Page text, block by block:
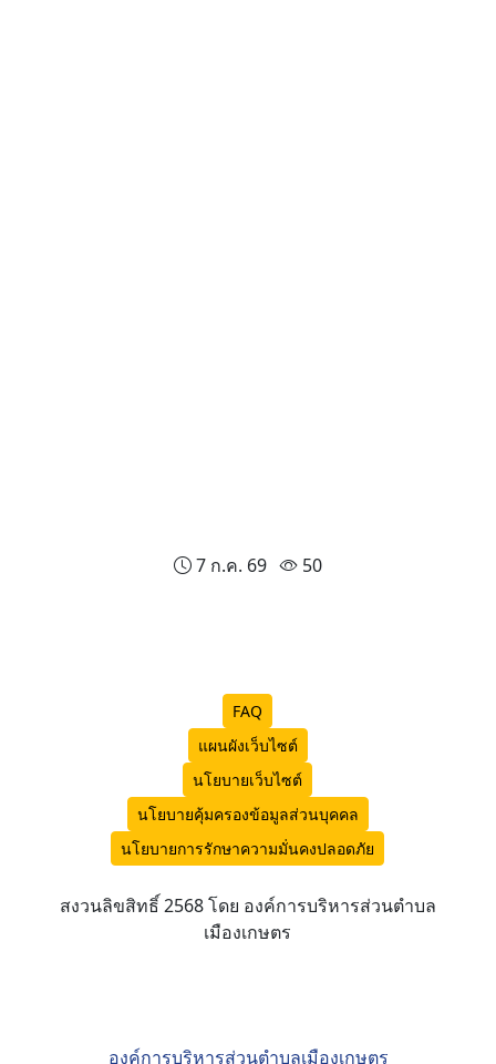
7 ก.ค. 69 50
FAQ
แผนผังเว็บไซต์
นโยบายเว็บไซต์
นโยบายคุ้มครองข้อมูลส่วนบุคคล
นโยบายการรักษาความมั่นคงปลอดภัย
สงวนลิขสิทธิ์ 2568 โดย องค์การบริหารส่วนตำบล
เมืองเกษตร
องค์การบริหารส่วนตำบลเมืองเกษตร